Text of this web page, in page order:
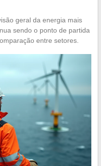
geral da energia mais
sendo o ponto de partida
entre setores.